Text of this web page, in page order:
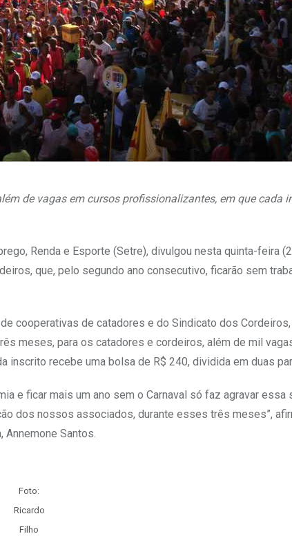
de vagas em cursos profissionalizantes, em que cada
Renda e Esporte (Setre), divulgou nesta quinta-feira
que, pelo segundo ano consecutivo, ficarão sem
cooperativas de catadores e do Sindicato dos
meses, para os catadores e cordeiros, além de mil
inscrito recebe uma bolsa de R$ 240, dividida em duas
e ficar mais um ano sem o Carnaval só faz agravar essa
dos nossos associados, durante esses três meses”,
Annemone Santos.
Foto:
Ricardo
Filho